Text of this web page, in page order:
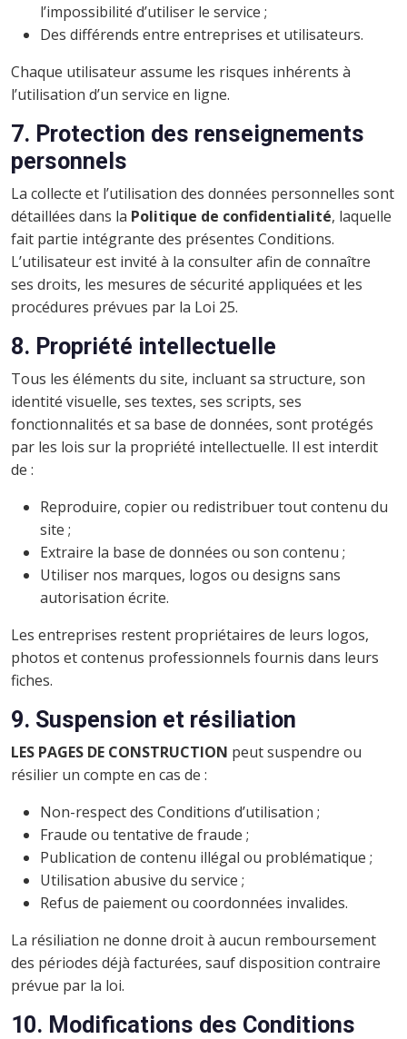
l’impossibilité d’utiliser le service ;
Des différends entre entreprises et utilisateurs.
Chaque utilisateur assume les risques inhérents à
l’utilisation d’un service en ligne.
7. Protection des renseignements
personnels
La collecte et l’utilisation des données personnelles sont
détaillées dans la Politique de confidentialité, laquelle
fait partie intégrante des présentes Conditions.
L’utilisateur est invité à la consulter afin de connaître
ses droits, les mesures de sécurité appliquées et les
procédures prévues par la Loi 25.
8. Propriété intellectuelle
Tous les éléments du site, incluant sa structure, son
identité visuelle, ses textes, ses scripts, ses
fonctionnalités et sa base de données, sont protégés
par les lois sur la propriété intellectuelle. Il est interdit
de :
Reproduire, copier ou redistribuer tout contenu du
site ;
Extraire la base de données ou son contenu ;
Utiliser nos marques, logos ou designs sans
autorisation écrite.
Les entreprises restent propriétaires de leurs logos,
photos et contenus professionnels fournis dans leurs
fiches.
9. Suspension et résiliation
LES PAGES DE CONSTRUCTION peut suspendre ou
résilier un compte en cas de :
Non-respect des Conditions d’utilisation ;
Fraude ou tentative de fraude ;
Publication de contenu illégal ou problématique ;
Utilisation abusive du service ;
Refus de paiement ou coordonnées invalides.
La résiliation ne donne droit à aucun remboursement
des périodes déjà facturées, sauf disposition contraire
prévue par la loi.
10. Modifications des Conditions